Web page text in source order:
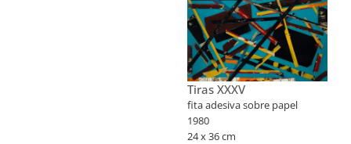
Tiras XXXV
fita adesiva sobre papel
1980
24 x 36 cm